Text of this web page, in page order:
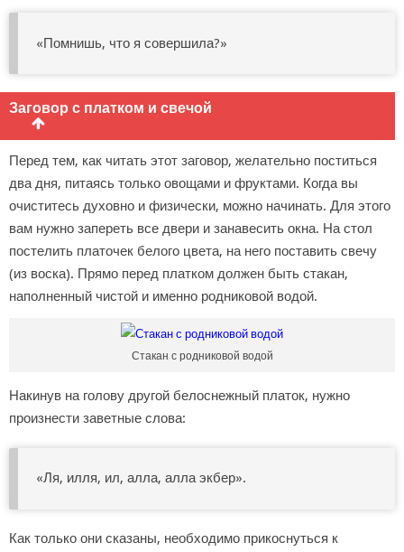
«Помнишь, что я совершила?»
Заговор с платком и свечой
Перед тем, как читать этот заговор, желательно поститься
два дня, питаясь только овощами и фруктами. Когда вы
очиститесь духовно и физически, можно начинать. Для этого
вам нужно запереть все двери и занавесить окна. На стол
постелить платочек белого цвета, на него поставить свечу
(из воска). Прямо перед платком должен быть стакан,
наполненный чистой и именно родниковой водой.
Стакан с родниковой водой
Накинув на голову другой белоснежный платок, нужно
произнести заветные слова:
«Ля, илля, ил, алла, алла экбер».
Как только они сказаны, необходимо прикоснуться к